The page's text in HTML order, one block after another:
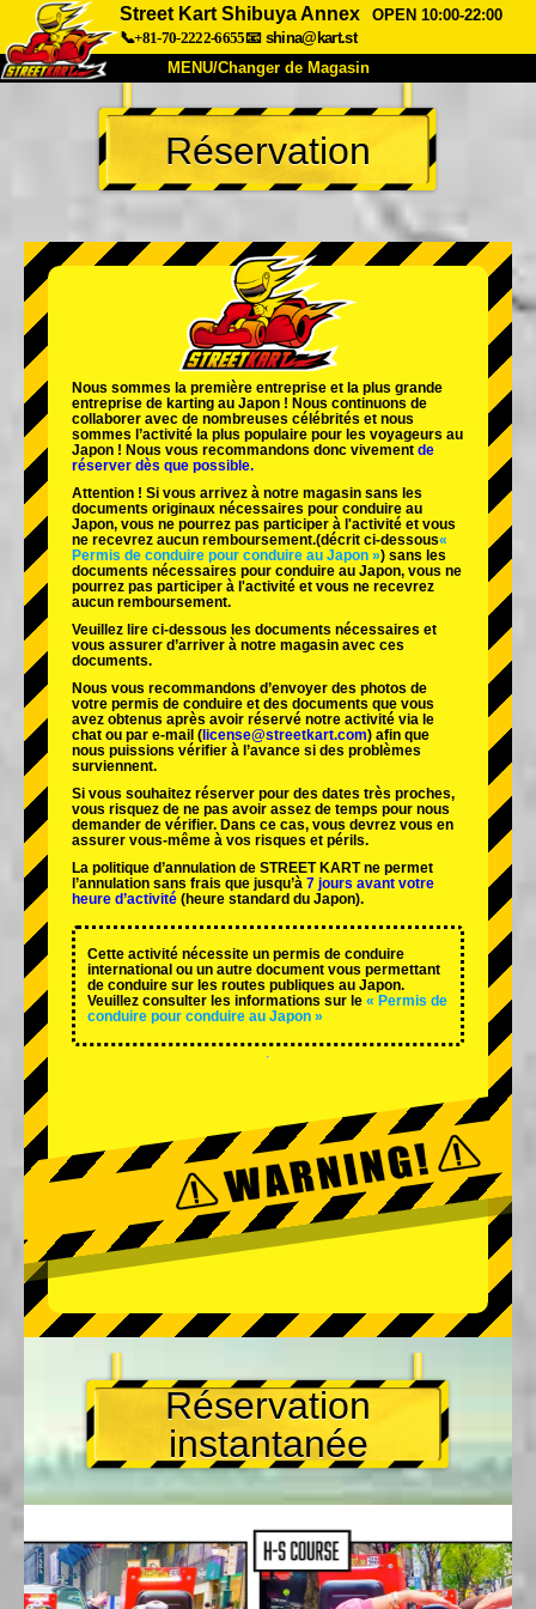
Street Kart Shibuya Annex
OPEN 10:00-22:00
📞+81-70-2222-6655📧 shina@kart.st
MENU/Changer de Magasin
ACCUEIL
À Propos Caractéristiques Tarifs
Entreprise Réservation
Changer de Magasin
Tokyo Shinagawa Tokyo Akihabara#1
Tokyo Akihabara#2
Tokyo Shibuya Annexe Baie de Tokyo
Tokyo Asakusa Osaka
Réservation
Nous sommes la première entreprise et la plus grande
entreprise de karting au Japon ! Nous continuons de
collaborer avec de nombreuses célébrités et nous
sommes l’activité la plus populaire pour les voyageurs au
Japon ! Nous vous recommandons donc vivement de
réserver dès que possible.
Attention ! Si vous arrivez à notre magasin sans les
documents originaux nécessaires pour conduire au
Japon, vous ne pourrez pas participer à l'activité et vous
ne recevrez aucun remboursement.(décrit ci-dessous«
Permis de conduire pour conduire au Japon ») sans les
documents nécessaires pour conduire au Japon, vous ne
pourrez pas participer à l'activité et vous ne recevrez
aucun remboursement.
Veuillez lire ci-dessous les documents nécessaires et
vous assurer d’arriver à notre magasin avec ces
documents.
Nous vous recommandons d’envoyer des photos de
votre permis de conduire et des documents que vous
avez obtenus après avoir réservé notre activité via le
chat ou par e-mail ( license@streetkart.com) afin que
nous puissions vérifier à l’avance si des problèmes
surviennent.
Si vous souhaitez réserver pour des dates très proches,
vous risquez de ne pas avoir assez de temps pour nous
demander de vérifier. Dans ce cas, vous devrez vous en
assurer vous-même à vos risques et périls.
La politique d’annulation de STREET KART ne permet
l’annulation sans frais que jusqu’à 7 jours avant votre
heure d’activité (heure standard du Japon).
Cette activité nécessite un permis de conduire
international ou un autre document vous permettant
de conduire sur les routes publiques au Japon.
Veuillez consulter les informations sur le « Permis de
conduire pour conduire au Japon »
Réservation
instantanée